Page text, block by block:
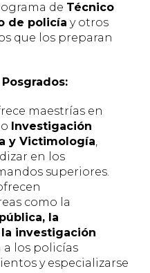
de Técnico
de policía y otros
que los preparan
maestrías en
Investigación
y Victimología,
en los
superiores.
como la
la
investigación
los policías
y especializarse